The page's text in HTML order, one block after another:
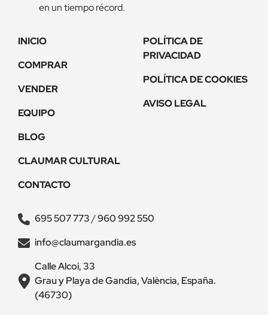
en un tiempo récord.
INICIO
COMPRAR
VENDER
EQUIPO
BLOG
CLAUMAR CULTURAL
CONTACTO
POLÍTICA DE
PRIVACIDAD
POLÍTICA DE COOKIES
AVISO LEGAL
695 507 773/960 992 550
info@claumargandia.es
Calle Alcoi, 33
Grau y Playa de Gandia, València, España.
(46730)